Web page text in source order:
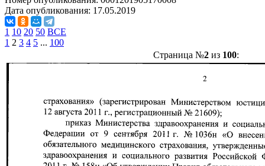
Дата опубликования: 17.05.2019
1 10 20 50 ВСЕ
1 2 3 4 5 ... 100
Страница №2из 100: